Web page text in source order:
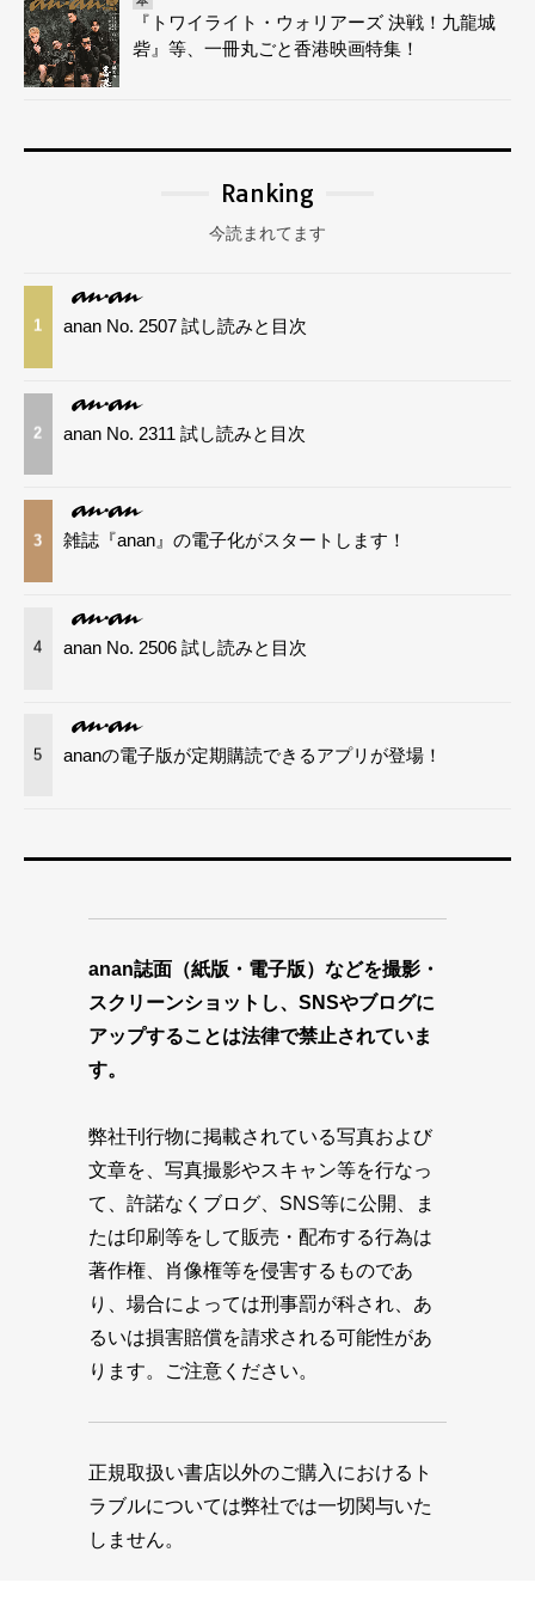
『トワイライト・ウォリアーズ 決戦！九龍城
砦』等、一冊丸ごと香港映画特集！
Ranking
今読まれてます
1 anan No. 2507 試し読みと目次
2 anan No. 2311 試し読みと目次
3 雑誌『anan』の電子化がスタートします！
4 anan No. 2506 試し読みと目次
5 ananの電子版が定期購読できるアプリが登場！
anan誌面（紙版・電子版）などを撮影・
スクリーンショットし、SNSやブログに
アップすることは法律で禁止されていま
す。
弊社刊行物に掲載されている写真および
文章を、写真撮影やスキャン等を行なっ
て、許諾なくブログ、SNS等に公開、ま
たは印刷等をして販売・配布する行為は
著作権、肖像権等を侵害するものであ
り、場合によっては刑事罰が科され、あ
るいは損害賠償を請求される可能性があ
ります。ご注意ください。
正規取扱い書店以外のご購入におけるト
ラブルについては弊社では一切関与いた
しません。